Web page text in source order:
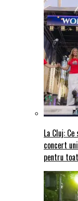
La Cluj:
concert
pentru